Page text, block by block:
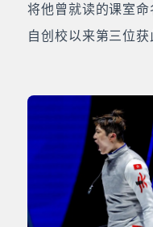
将他曾就读的课室
自创校以来第三位获